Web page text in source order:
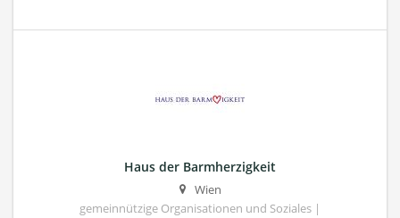
Haus der Barmherzigkeit
Wien
gemeinnützige Organisationen und Soziales |